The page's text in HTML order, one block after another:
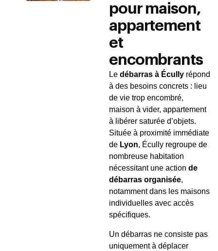
pour maison,
appartement
et
encombrants
Le débarras à Écully répond
à des besoins concrets : lieu
de vie trop encombré,
maison à vider, appartement
à libérer saturée d’objets.
Située à proximité immédiate
de Lyon, Écully regroupe de
nombreuse habitation
nécessitant une action de
débarras organisée,
notamment dans les maisons
individuelles avec accès
spécifiques.
Un débarras ne consiste pas
uniquement à déplacer